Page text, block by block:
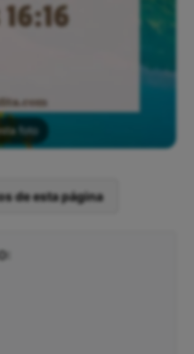
foto
de esta página